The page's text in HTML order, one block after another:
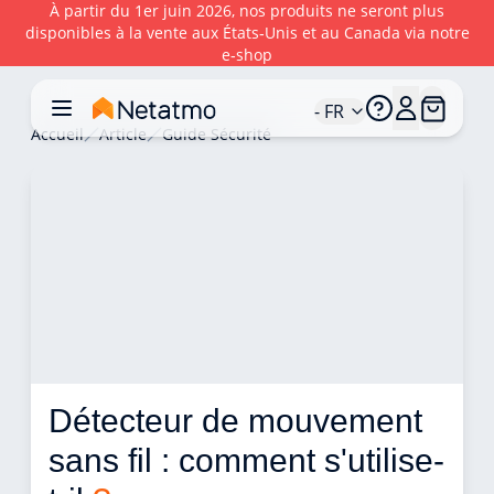
À partir du 1er juin 2026, nos produits ne seront plus
disponibles à la vente aux États‑Unis et au Canada via notre
e‑shop
- FR
Accueil Article Guide Sécurité
Détecteur de mouvement
sans fil : comment s'utilise-